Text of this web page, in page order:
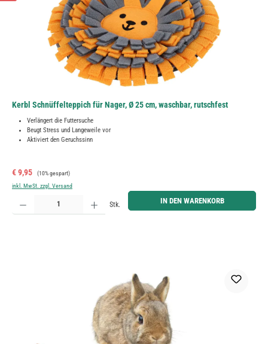
Kerbl Schnüffelteppich für Nager, Ø 25 cm, waschbar, rutschfest
Verlängert die Futtersuche
Beugt Stress und Langeweile vor
Aktiviert den Geruchssinn
Verkaufspreis:
€ 9,95 Regulärer Preis:
(10% gespart)
inkl. MwSt. zzgl. Versand
Produkt Anzahl: Gib den gewünschten Wert ein oder benutze die Schaltflächen um die Anzahl zu
Stk. IN DEN WARENKORB